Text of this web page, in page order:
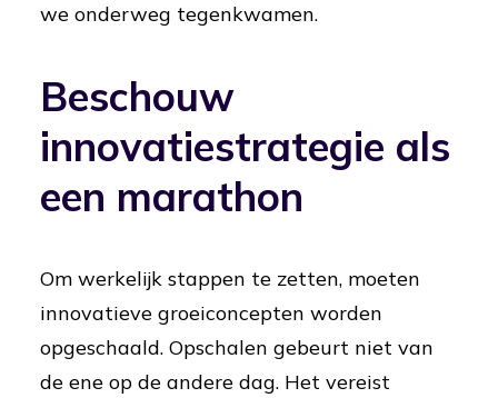
we onderweg tegenkwamen.
Beschouw
innovatiestrategie als
een marathon
Om werkelijk stappen te zetten, moeten
innovatieve groeiconcepten worden
opgeschaald. Opschalen gebeurt niet van
de ene op de andere dag. Het vereist